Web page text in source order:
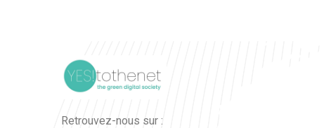
Retrouvez-nous sur :